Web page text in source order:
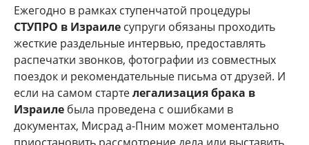
Ежегодно в рамках ступенчатой процедуры
СТУПРО в Израиле супруги обязаны проходить
жесткие раздельные интервью, предоставлять
распечатки звонков, фотографии из совместных
поездок и рекомендательные письма от друзей. И
если на самом стартелегализация брака в
Израиле была проведена с ошибками в
документах, Мисрад а-Пним может моментально
приостановить рассмотрение дела или выставить